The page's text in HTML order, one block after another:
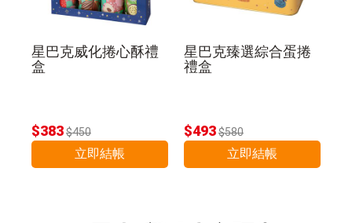
星巴克威化捲心酥禮
盒
$383$450
立即結帳
星巴克臻選綜合蛋捲
禮盒
$493$580
立即結帳